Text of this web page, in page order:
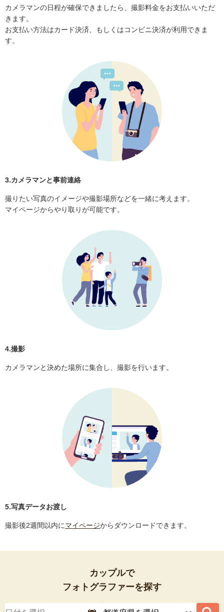
カメラマンの日程が確保できましたら、撮影料金をお支払いいただ
きます。
お支払い方法はカード決済、もしくはコンビニ決済が利用できま
す。
3.カメラマンと事前連絡
撮りたい写真のイメージや撮影場所などを一緒に考えます。
マイページからやり取りが可能です。
4.撮影
カメラマンと決めた場所に集合し、撮影を行います。
5.写真データお渡し
撮影後2週間以内にマイページからダウンロードできます。
カップルで
フォトグラファーを探す